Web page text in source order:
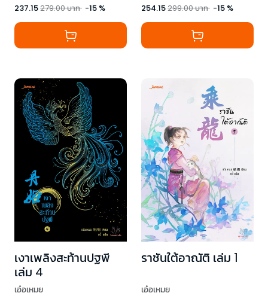
237.15279.00บาท -15 % 254.15299.00บาท -15 %
เงาเพลิงสะท้านปฐพี
เล่ม 4
เอ๋อเหมย
ราชันใต้อาณัติ เล่ม 1
เอ๋อเหมย